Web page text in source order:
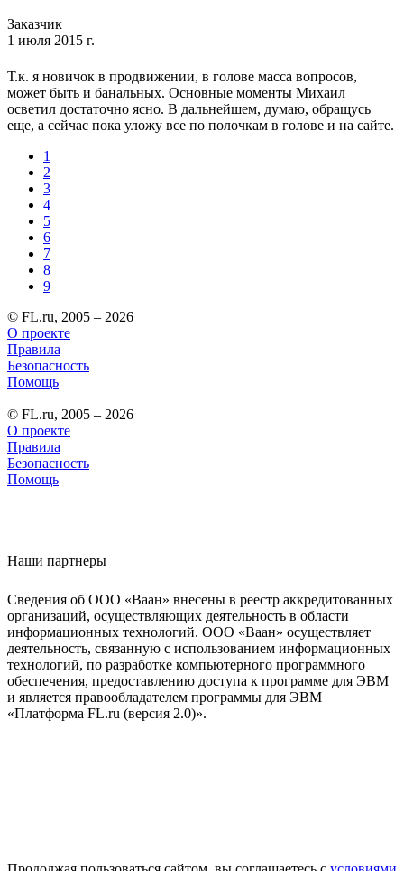
Заказчик
1 июля 2015 г.
Т.к. я новичок в продвижении, в голове масса вопросов,
может быть и банальных. Основные моменты Михаил
осветил достаточно ясно. В дальнейшем, думаю, обращусь
еще, а сейчас пока уложу все по полочкам в голове и на сайте.
1
2
3
4
5
6
7
8
9
© FL.ru, 2005 – 2026
О проекте
Правила
Безопасность
Помощь
© FL.ru, 2005 – 2026
О проекте
Правила
Безопасность
Помощь
Наши партнеры
Сведения об ООО «Ваан» внесены в реестр аккредитованных
организаций, осуществляющих деятельность в области
информационных технологий. ООО «Ваан» осуществляет
деятельность, связанную с использованием информационных
технологий, по разработке компьютерного программного
обеспечения, предоставлению доступа к программе для ЭВМ
и является правообладателем программы для ЭВМ
«Платформа FL.ru (версия 2.0)».